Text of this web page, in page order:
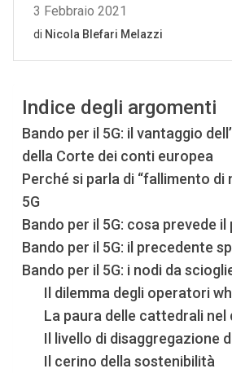
Indice degli argomenti
Bando per il 5G: il vantaggio
della Corte dei conti europea
Perché si parla di “fallimento di
5G
Bando per il 5G: cosa prevede il
Bando per il 5G: il precedente
Bando per il 5G: i nodi da
Il dilemma degli operatori
La paura delle cattedrali nel
Il livello di disaggregazione
Il cerino della sostenibilità